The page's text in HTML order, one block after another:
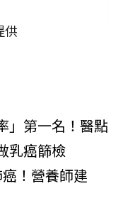
供
」第一名！醫點
乳癌篩檢
癌！營養師建